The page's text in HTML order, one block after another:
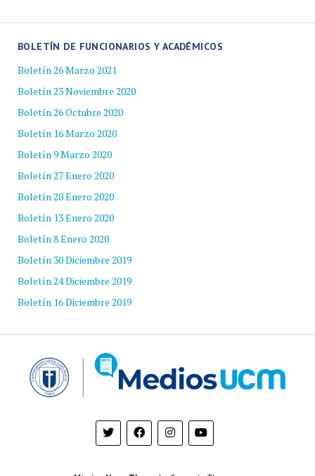
BOLETÍN DE FUNCIONARIOS Y ACADÉMICOS
Boletín 26 Marzo 2021
Boletín 23 Noviembre 2020
Boletín 26 Octubre 2020
Boletín 16 Marzo 2020
Boletín 9 Marzo 2020
Boletín 27 Enero 2020
Boletín 20 Enero 2020
Boletín 13 Enero 2020
Boletín 8 Enero 2020
Boletín 30 Diciembre 2019
Boletín 24 Diciembre 2019
Boletín 16 Diciembre 2019